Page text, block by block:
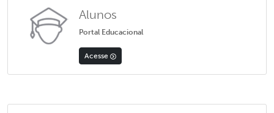
Alunos
Portal Educacional
Acesse